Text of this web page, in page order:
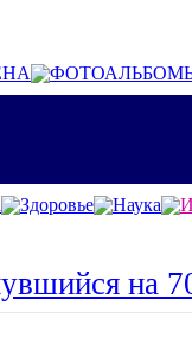
Здоровье Наука
на